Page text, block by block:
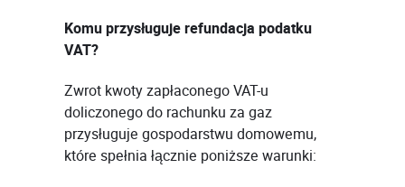
Komu przysługuje refundacja podatku
VAT?
Zwrot kwoty zapłaconego VAT-u
doliczonego do rachunku za gaz
przysługuje gospodarstwu domowemu,
które spełnia łącznie poniższe warunki: